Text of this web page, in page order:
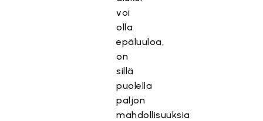
voi
olla
epäluuloa,
on
sillä
puolella
paljon
mahdollisuuksia